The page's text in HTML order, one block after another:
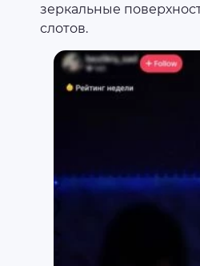
зеркальные
слотов.